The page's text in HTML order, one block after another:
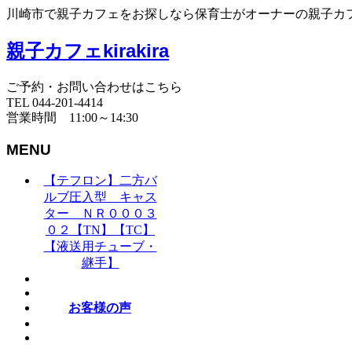
川崎市で親子カフェをお探しなら保育士がオーナーの親子カ
親子カフェkirakira
ご予約・お問い合わせはこちら
TEL 044-201-4414
営業時間 11:00～14:30
MENU
【テフロン】二方バ
ルブ圧入型 キャス
ター ＮＲ０００３
０２【TN】【TC】
【液送用チューブ・
継手】
お客様の声